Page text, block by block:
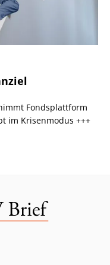
Fondsplattform
im Krisenmodus +++